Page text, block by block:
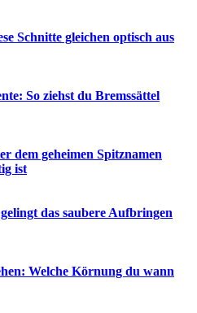
Schnitte gleichen optisch aus
So ziehst du Bremssättel
dem geheimen Spitznamen
ist
das saubere Aufbringen
Welche Körnung du wann